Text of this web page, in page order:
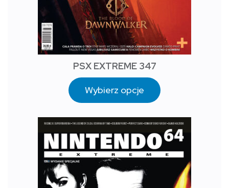
PSX EXTREME 347
Wybierz opcje